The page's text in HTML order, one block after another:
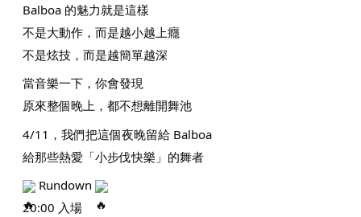
Balboa 的魅力就是這樣
不是大動作，而是越小越上癮
不是炫技，而是越簡單越深
當音樂一下，你會發現
原來整個晚上，都不想離開舞池
4/11，我們把這個夜晚留給 Balboa
給那些熱愛「小步伐快樂」的舞者
Rundown
20:00 入場